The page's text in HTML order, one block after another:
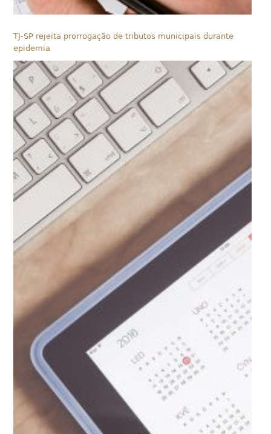
TJ-SP rejeita prorrogação de tributos municipais durante
epidemia